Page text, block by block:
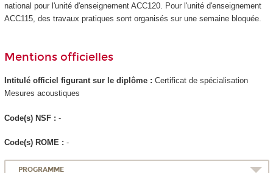
national pour l'unité d'enseignementACC120. Pour l'unité d'enseignement
ACC115, des travaux pratiques sont organisés sur une semaine bloquée.
Mentions officielles
Intitulé officiel figurant sur le diplôme : Certificat de spécialisation
Mesures acoustiques
Code(s) NSF : -
Code(s) ROME : -
PROGRAMME